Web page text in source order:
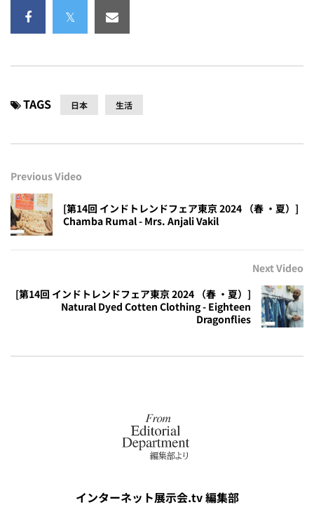
TAGS 日本 生活
Previous Video
[第14回 インドトレンドフェア東京 2024 （春 ・夏）]
Chamba Rumal - Mrs. Anjali Vakil
Next Video
[第14回 インドトレンドフェア東京 2024 （春 ・夏）]
Natural Dyed Cotten Clothing - Eighteen
Dragonflies
インターネット展示会.tv 編集部